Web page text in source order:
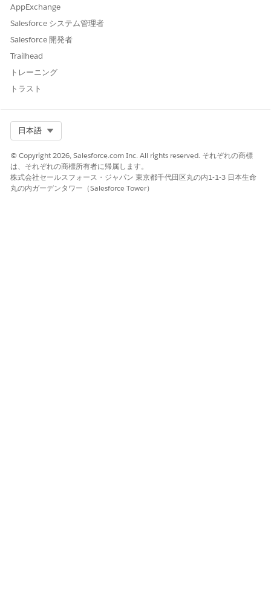
ーザーのクエリの推奨アクションを効率的に取得します。推奨
アクションを取得するには、リリースアクションランチャー設
の検索インデックスを作成する必要があります。
AppExchange
Salesforce システム管理者
Salesforce 開発者
Trailhead
トレーニング
トラスト
日本語
© Copyright 2026, Salesforce.com Inc. All rights reserved. それぞれの商標
は、それぞれの商標所有者に帰属します。
株式会社セールスフォース・ジャパン 東京都千代田区丸の内1-1-3 日本生命
丸の内ガーデンタワー（Salesforce Tower）